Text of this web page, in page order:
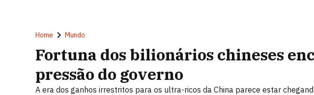
Home Mundo
Fortuna dos bilionários chineses
pressão do governo
A era dos ganhos irrestritos para os ultra-ricos da China parece estar